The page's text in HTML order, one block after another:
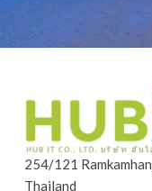
254/121
Thailand